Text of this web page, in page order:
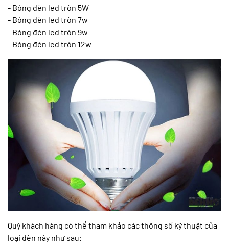
- Bóng đèn led tròn 5W
- Bóng đèn led tròn 7w
- Bóng đèn led tròn 9w
- Bóng đèn led tròn 12w
Quý khách hàng có thể tham khảo các thông số kỹ thuật của
loại đèn này như sau: